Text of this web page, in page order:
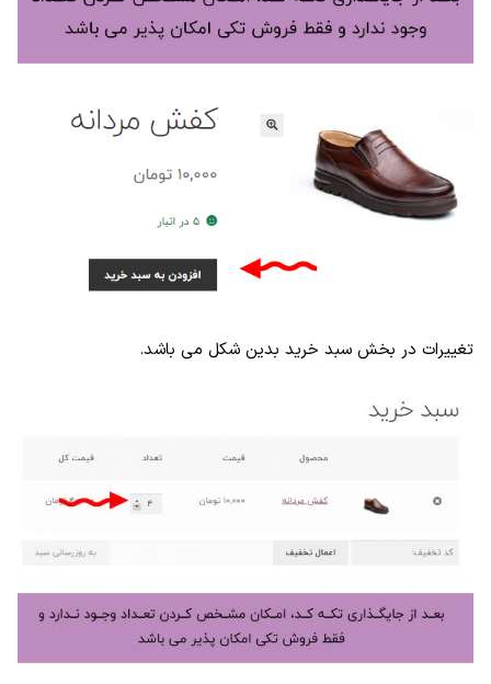
تغییرات در بخش سبد خرید بدین شکل می باشد.